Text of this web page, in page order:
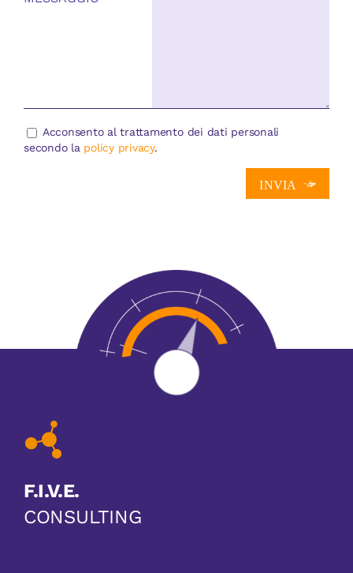
Acconsento al trattamento dei dati personali
secondo la policy privacy.
F.I.V.E.
CONSULTING